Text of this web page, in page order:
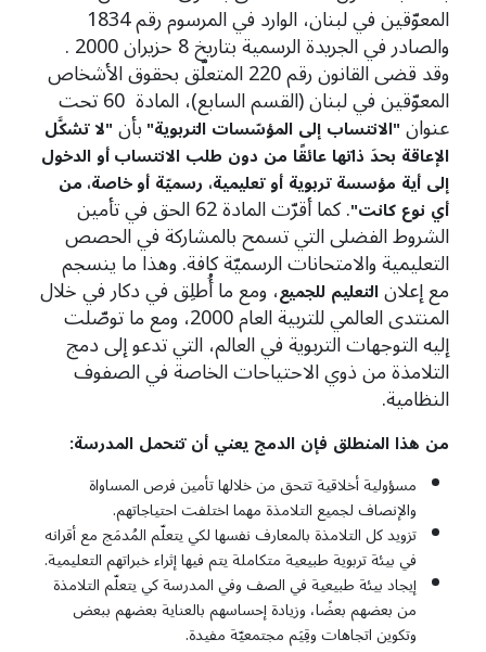
المعوّقين في لبنان، الوارد في المرسوم رقم 1834
والصادر في الجريدة الرسمية بتاريخ 8 حزيران 2000 .
وقد قضى القانون رقم 220 المتعلّق بحقوق الأشخاص
المعوّقين في لبنان (القسم السابع)، المادة 60 تحت
عنوان"الانتساب إلى المؤسّسات التربوية"بأن"لاتشكَّل
الإعاقة بحدَذاتها عائقًا من دون طلب الانتساب أوالدخول
إلى أية مؤسسة تربوية أوتعليمية، رسميّة أو خاصة، من
أي نوع كانت" . كما أقرّت المادة 62 الحق في تأمين
الشروط الفضلى التي تسمح بالمشاركة في الحصص
التعليمية والامتحانات الرسميّة كافة. وهذا ما ينسجم
مع إعلانالتعليم للجميع، ومع ما أُطلِق في دكار في خلال
المنتدى العالمي للتربية العام 2000، ومع ما توصّلت
إليه التوجهات التربوية في العالم، التي تدعو إلى دمج
التلامذة من ذوي الاحتياحات الخاصة في الصفوف
النظامية.
من هذا المنطلق فإن الدمج يعني أن تتحمل المدرسة:
مسؤولية أخلاقية تتحق من خلالها تأمين فرص المساواة
والإنصاف لجميع التلامذة مهما اختلفت احتياجاتهم.
تزويد كل التلامذة بالمعارف نفسها لكي يتعلّم المُدمَج مع أقرانه
في بيئة تربوية طبيعية متكاملة يتم فيها إثراء خبراتهم التعليمية.
إيجاد بيئة طبيعية في الصف وفي المدرسة كي يتعلّم التلامذة
من بعضهم بعضًا، وزيادة إحساسهم بالعناية بعضهم ببعض
وتكوين اتجاهات وقِيَم مجتمعيّة مفيدة.